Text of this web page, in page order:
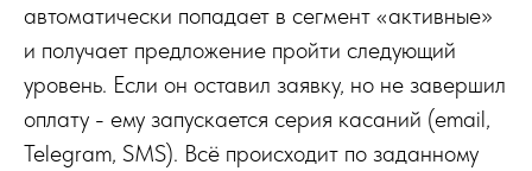
автоматически попадает в сегмент «активные»
и получает предложение пройти следующий
уровень. Если он оставил заявку, но не завершил
оплату - ему запускается серия касаний (email,
Telegram, SMS). Всё происходит по заданному